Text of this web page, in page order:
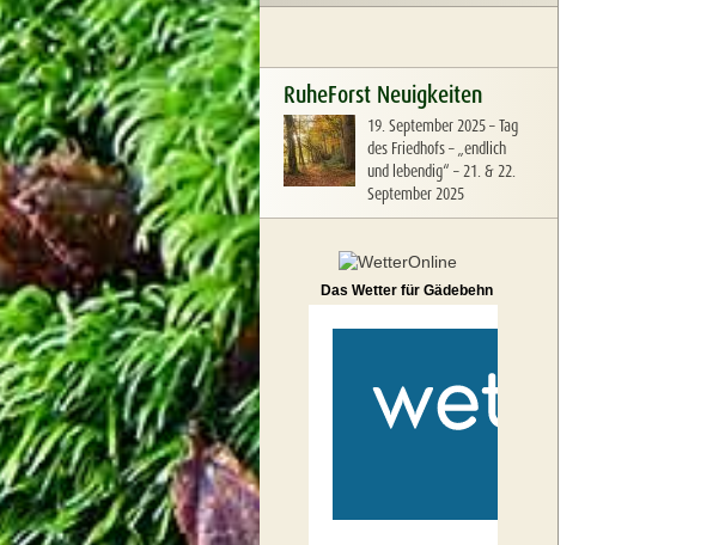
RuheForst Neuigkeiten
19. September 2025–Tag
des Friedhofs – „endlich
und lebendig“ – 21. & 22.
September 2025
Das Wetter für Gädebehn